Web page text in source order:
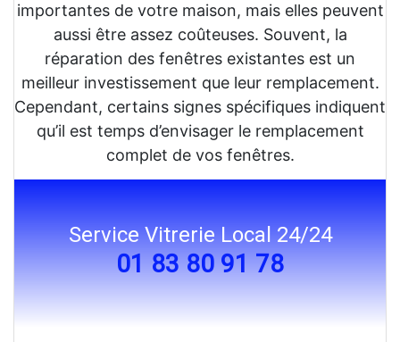
importantes de votre maison, mais elles peuvent
aussi être assez coûteuses. Souvent, la
réparation des fenêtres existantes est un
meilleur investissement que leur remplacement.
Cependant, certains signes spécifiques indiquent
qu’il est temps d’envisager le remplacement
complet de vos fenêtres.
Service Vitrerie Local 24/24
01 83 80 91 78